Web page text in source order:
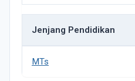
Jenjang Pendidikan
MTs